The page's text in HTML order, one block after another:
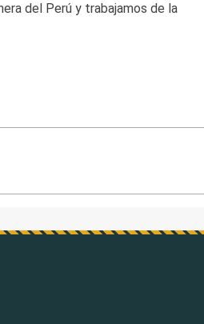
del Perú y trabajamos de la